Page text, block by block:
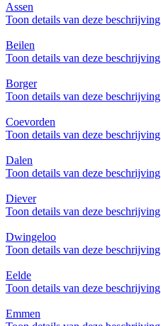
Assen
Toon details van deze beschrijving
Beilen
Toon details van deze beschrijving
Borger
Toon details van deze beschrijving
Coevorden
Toon details van deze beschrijving
Dalen
Toon details van deze beschrijving
Diever
Toon details van deze beschrijving
Dwingeloo
Toon details van deze beschrijving
Eelde
Toon details van deze beschrijving
Emmen